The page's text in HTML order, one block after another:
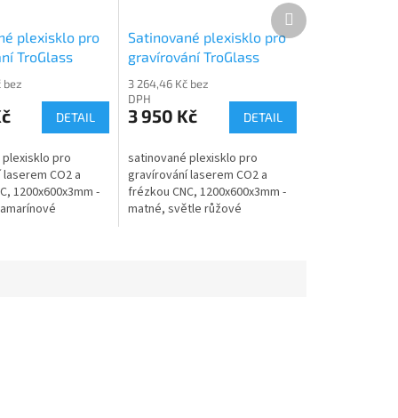
plexisklo pro
TroGlass
P
bez
DETAIL
pro
CO2 a
1200x600x3mm -
Satinované plexisklo pro
gravírování TroGlass
Satins 117037-P
3 264,46 Kč bez
DPH
3 950 Kč DETAIL
satinované plexisklo pro
gravírování laserem CO2 a
frézkou CNC, 1200x600x3mm -
matné, světle růžové
Další
produkt